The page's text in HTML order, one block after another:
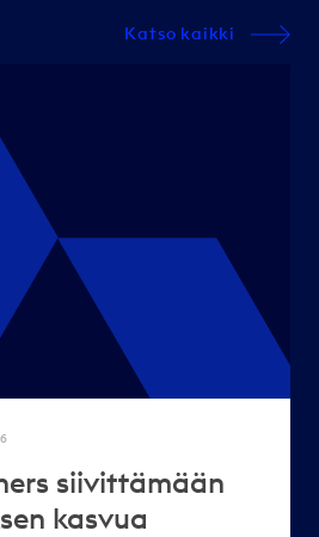
Katso kaikki
siivittämään
kasvua